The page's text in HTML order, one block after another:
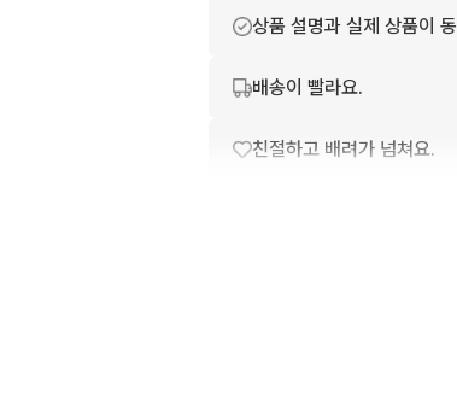
상품 설명과 실제 상품이
배송이 빨라요.
친절하고 배려가 넘쳐요.